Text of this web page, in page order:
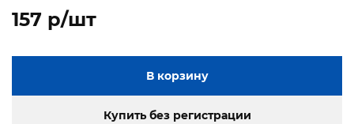
157 p/шт
В корзину
Купить без регистрации